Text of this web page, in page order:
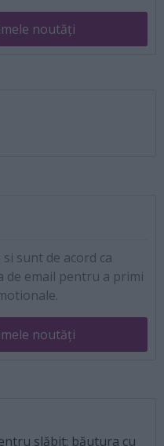
noutăți
sunt de acord ca
de email pentru a primi
noutăți
slăbit: băutura cu